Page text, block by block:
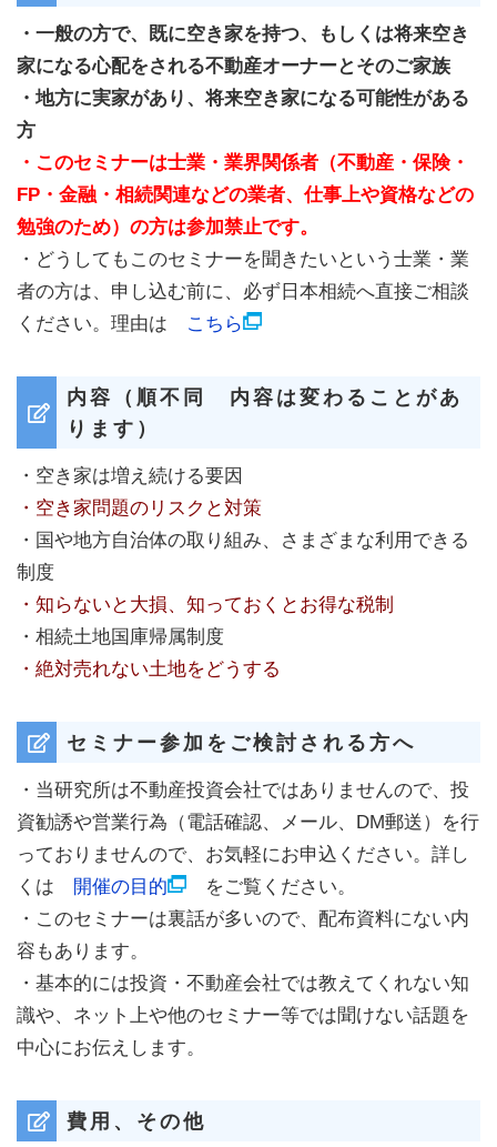
・一般の方で、既に空き家を持つ、もしくは将来空き
家になる心配をされる不動産オーナーとそのご家族
・地方に実家があり、将来空き家になる可能性がある
方
・このセミナーは士業・業界関係者（不動産・保険・
FP・金融・相続関連などの業者、仕事上や資格などの
勉強のため）の方は参加禁止です。
・どうしてもこのセミナーを聞きたいという士業・業
者の方は、申し込む前に、必ず日本相続へ直接ご相談
ください。理由は
こちら
内容（順不同 内容は変わることがあ
ります）
・空き家は増え続ける要因
・空き家問題のリスクと対策
・国や地方自治体の取り組み、さまざまな利用できる
制度
・知らないと大損、知っておくとお得な税制
・相続土地国庫帰属制度
・絶対売れない土地をどうする
セミナー参加をご検討される方へ
・当研究所は不動産投資会社ではありませんので、投
資勧誘や営業行為（電話確認、メール、DM郵送）を行
っておりませんので、お気軽にお申込ください。詳し
くは
開催の目的
をご覧ください。
・このセミナーは裏話が多いので、配布資料にない内
容もあります。
・基本的には投資・不動産会社では教えてくれない知
識や、ネット上や他のセミナー等では聞けない話題を
中心にお伝えします。
費用、その他